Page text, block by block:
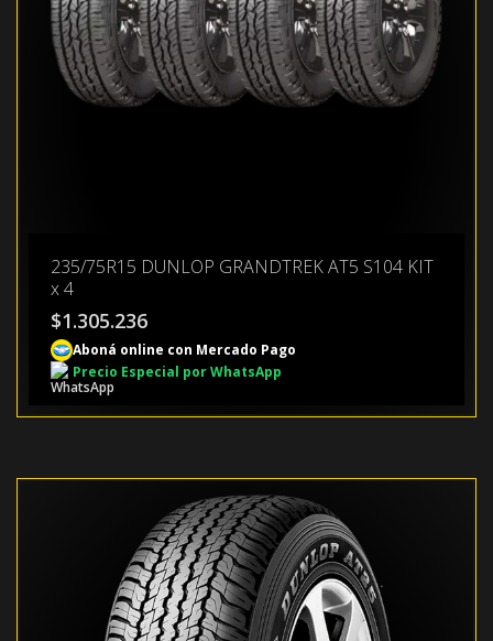
235/75R15 DUNLOP GRANDTREK AT5 S104 KIT
x 4
$1.305.236
Aboná online con Mercado Pago
Precio Especial por WhatsApp